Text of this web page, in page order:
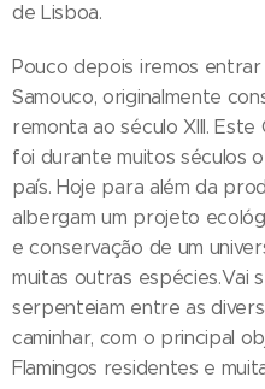
de Lisboa.
Pouco depois iremos
Samouco, originalmente
remonta ao século XIII.
foi durante muitos séculos
país. Hoje para além da
albergam um projeto
e conservação de um
muitas outras espécies.Vai
serpenteiam entre as
caminhar, com o principal
Flamingos residentes e